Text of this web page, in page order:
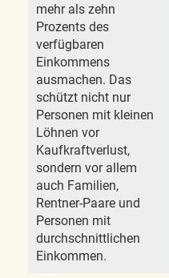
mehr als zehn
Prozents des
verfügbaren
Einkommens
ausmachen. Das
schützt nicht nur
Personen mit kleinen
Löhnen vor
Kaufkraftverlust,
sondern vor allem
auch Familien,
Rentner-Paare und
Personen mit
durchschnittlichen
Einkommen.